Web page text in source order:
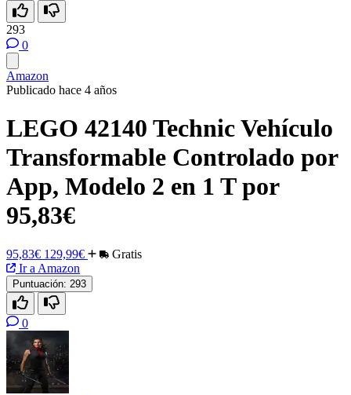
293
0
Amazon
Publicado hace 4 años
LEGO 42140 Technic Vehículo
Transformable Controlado por
App, Modelo 2 en 1 T por
95,83€
95,83€ 129,99€
Gratis
Ir a Amazon
Puntuación: 293
0